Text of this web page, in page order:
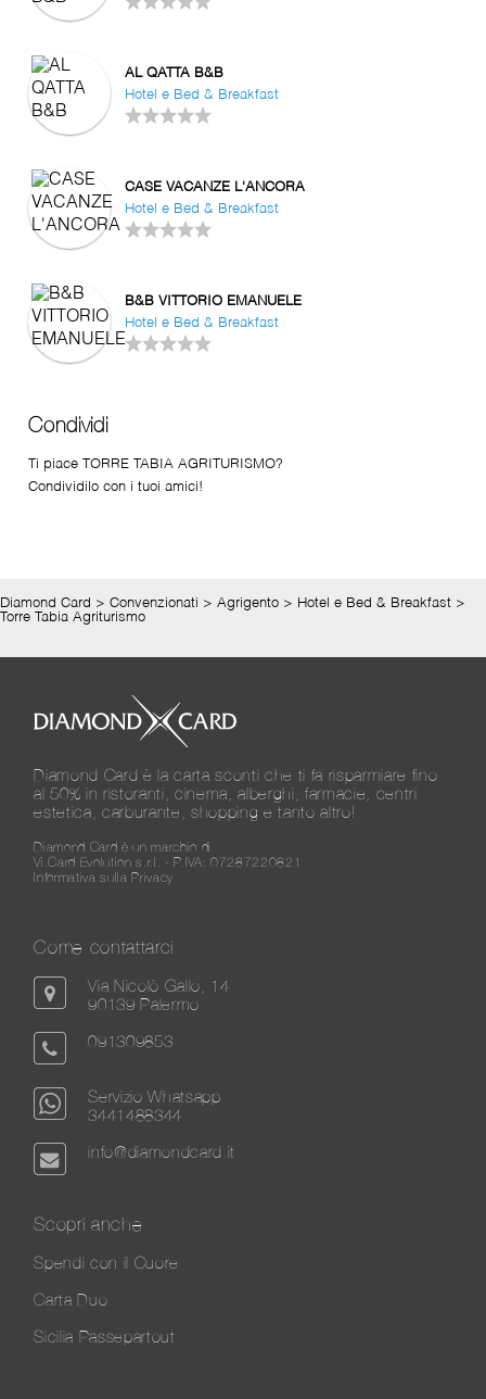
AL QATTA B&B
Hotel e Bed & Breakfast
CASE VACANZE L'ANCORA
Hotel e Bed & Breakfast
B&B VITTORIO EMANUELE
Hotel e Bed & Breakfast
Condividi
Ti piace TORRE TABIA AGRITURISMO?
Condividilo con i tuoi amici!
Diamond Card > Convenzionati > Agrigento > Hotel e Bed & Breakfast >
Torre Tabia Agriturismo
Diamond Card è la carta sconti che ti fa risparmiare fino
al 50% in ristoranti, cinema, alberghi, farmacie, centri
estetica, carburante, shopping e tanto altro!
Diamond Card è un marchio di
Vi.Card Evolution s.r.l. - P.IVA: 07287220821
Informativa sulla Privacy
Come contattarci
Via Nicolò Gallo, 14
90139 Palermo
091309853
Servizio Whatsapp
3441488344
info@diamondcard.it
Scopri anche
Spendi con il Cuore
Carta Duo
Sicilia Passepartout